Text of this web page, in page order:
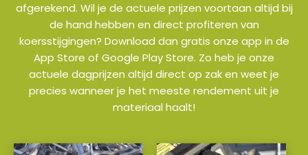
afgerekend. Wil je de actuele prijzen voortaan altijd bij
de hand hebben en direct profiteren van
koersstijgingen? Download dan gratis onze app in de
App Store of Google Play Store. Zo heb je onze
actuele dagprijzen altijd direct op zak en weet je
precies wanneer je het meeste rendement uit je
materiaal haalt!
a a